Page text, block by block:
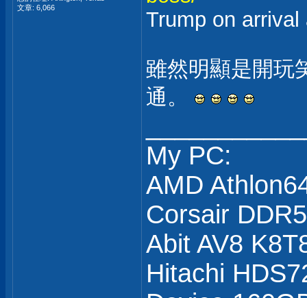
文章: 6,066
Trump on arrival
雖然明顯是開玩
通。
My PC:
AMD
Corsair
Abit AV8
Hitachi